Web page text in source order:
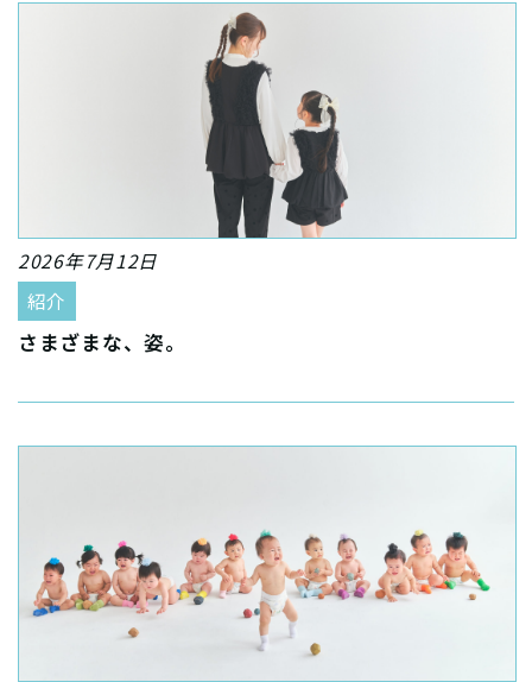
2026年7月12日
紹介
さまざまな、姿。